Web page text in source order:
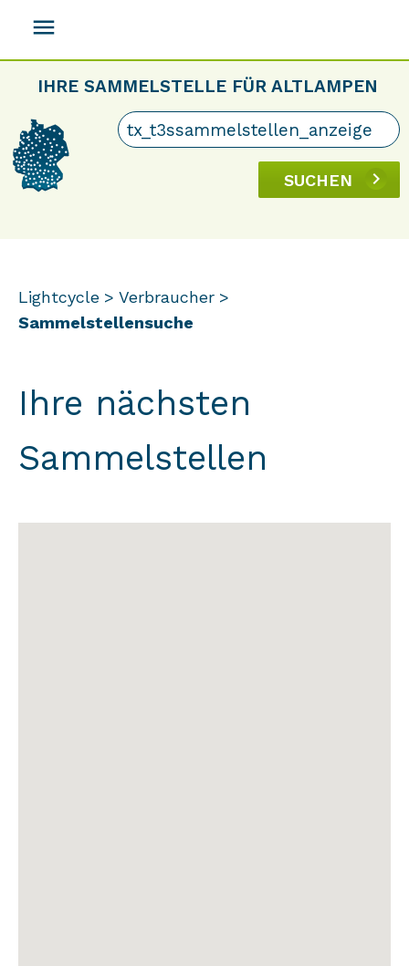
menu
IHRE SAMMELSTELLE FÜR ALTLAMPEN
SUCHEN
Lightcycle
Verbraucher
Sammelstellensuche
Ihre nächsten
Sammelstellen